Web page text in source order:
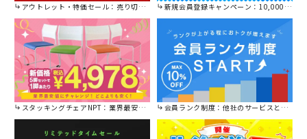
アウトレット・特価セール：売り切れ御免の特別価格！ 新規会員登録キャンペーン：10,000円OFFクーポン進呈中！
スタッキングチェアNPT：業界最安値に挑戦！ 会員ランク制度：他社のサービスと比較してください。